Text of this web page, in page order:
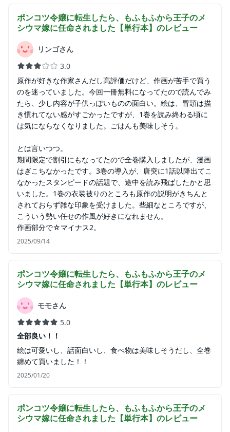
ポンコツ令嬢に転生したら、もふもふから王子のメ
シウマ嫁に任命されました【単行本】 のレビュー
リンゴさん
3.0
原作が好きな作家さんだし高評価だけど、作画が苦手で買う
のを迷っていました。今回一冊無料になってたので読んでみ
たら、少し内容が子供っぽいものの面白い。絵は、冒頭は描
き慣れてない感がすごかったですが、1巻を読み終わる頃に
は気にならなくなりました。ごはんも美味しそう。
とは言いつつ。
期間限定で割引にもなってたので全巻購入しましたが、漫画
はぎこちなかったです。3巻の導入が、唐突に1話以降出てこ
なかったスタンピードの話題で、途中を読み飛ばしたかと思
いました。1巻の衣装被りのところも原作の説明がきちんと
されておらず雑な印象を受けました。些細なところですが、
こういう勢い任せの作風が好きになれません。
作画部分で☆マイナス2。
2025/09/14
ポンコツ令嬢に転生したら、もふもふから王子のメ
シウマ嫁に任命されました【単行本】 のレビュー
モモさん
5.0
全部良い！！
絵は可愛いし、話面白いし、食べ物は美味しそうだし、全巻
纏めて買いました！！
2025/01/20
ポンコツ令嬢に転生したら、もふもふから王子のメ
シウマ嫁に任命されました【単行本】 のレビュー